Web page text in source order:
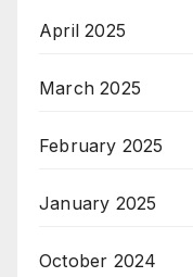
April 2025
March 2025
February 2025
January 2025
October 2024